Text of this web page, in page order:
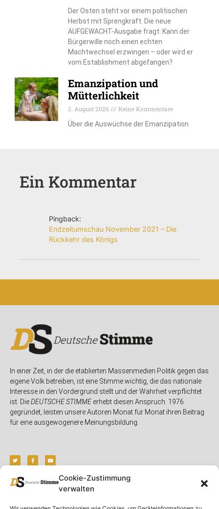
Cookie-Zustimmung
verwalten
Der Osten steht vor einem politischen
Herbst mit Sprengkraft. Die neue
AUFGEWACHT-Ausgabe fragt: Kann der
Bürgerwille noch einen echten
Machtwechsel erzwingen – oder wird er
vom Establishment abgefangen?
Emanzipation und
Mütterlichkeit
2. August 2026
Keine Kommentare
Über die Auswüchse der Emanzipation
Ein Kommentar
Pingback:
Endzeitumschau November 2021 – Die
Rückkehr des Königs
In einer Zeit, in der die etablierten Massenmedien Politik gegen das
eigene Volk betreiben, ist eine Stimme wichtig, die das nationale
Interesse in den Vordergrund stellt und der Wahrheit verpflichtet
ist. DieDEUTSCHE STIMMEerhebt diesen Anspruch. 1976
gegründet, leisten unsere Autoren Monat für Monat ihren Beitrag
für eine ausgewogenere Meinungsbildung.
Unser Magazin Rubriken